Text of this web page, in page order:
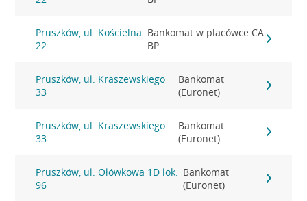
Pruszków, ul. Kościelna
22
Bankomat w placówce CA
BP
Pruszków, ul. Kraszewskiego
33
Bankomat
(Euronet)
Pruszków, ul. Kraszewskiego
33
Bankomat
(Euronet)
Pruszków, ul. Ołówkowa 1D lok.
96
Bankomat
(Euronet)